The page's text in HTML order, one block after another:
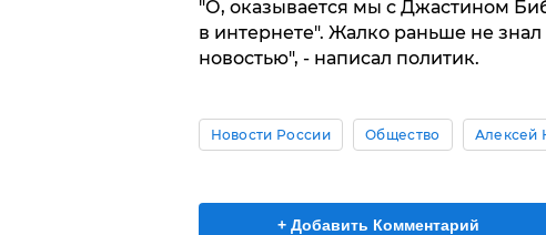
"О, оказывается мы с Джастином
в интернете". Жалко раньше не
новостью", - написал политик.
Новости России Общество Алексей
+ Добавить Комментарий